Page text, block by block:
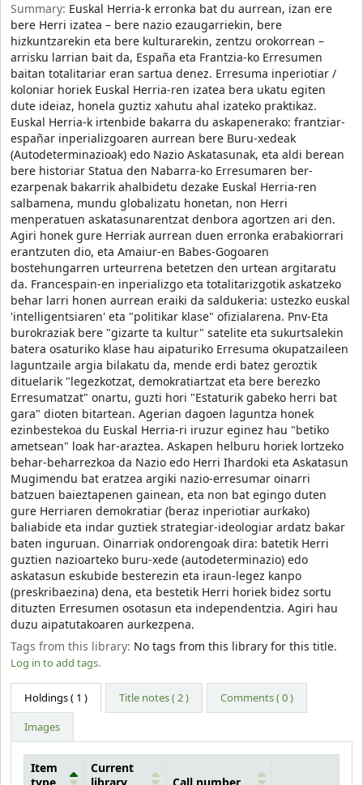
Summary: Euskal Herria-k erronka bat du aurrean, izan ere
bere Herri izatea – bere nazio ezaugarriekin, bere
hizkuntzarekin eta bere kulturarekin, zentzu orokorrean –
arrisku larrian bait da, España eta Frantzia-ko Erresumen
baitan totalitariar eran sartua denez. Erresuma inperiotiar /
koloniar horiek Euskal Herria-ren izatea bera ukatu egiten
dute ideiaz, honela guztiz xahutu ahal izateko praktikaz.
Euskal Herria-k irtenbide bakarra du askapenerako: frantziar-
españar inperializgoaren aurrean bere Buru-xedeak
(Autodeterminazioak) edo Nazio Askatasunak, eta aldi berean
bere historiar Statua den Nabarra-ko Erresumaren ber-
ezarpenak bakarrik ahalbidetu dezake Euskal Herria-ren
salbamena, mundu globalizatu honetan, non Herri
menperatuen askatasunarentzat denbora agortzen ari den.
Agiri honek gure Herriak aurrean duen erronka erabakiorrari
erantzuten dio, eta Amaiur-en Babes-Gogoaren
bostehungarren urteurrena betetzen den urtean argitaratu
da. Francespain-en inperializgo eta totalitarizgotik askatzeko
behar larri honen aurrean eraiki da saldukeria: ustezko euskal
'intelligentsiaren' eta "politikar klase" ofizialarena. Pnv-Eta
burokraziak bere "gizarte ta kultur" satelite eta sukurtsalekin
batera osaturiko klase hau aipaturiko Erresuma okupatzaileen
laguntzaile argia bilakatu da, mende erdi batez geroztik
dituelarik "legezkotzat, demokratiartzat eta bere berezko
Erresumatzat" onartu, guzti hori "Estaturik gabeko herri bat
gara" dioten bitartean. Agerian dagoen laguntza honek
ezinbestekoa du Euskal Herria-ri iruzur eginez hau "betiko
ametsean" loak har-araztea. Askapen helburu horiek lortzeko
behar-beharrezkoa da Nazio edo Herri Ihardoki eta Askatasun
Mugimendu bat eratzea argiki nazio-erresumar oinarri
batzuen baieztapenen gainean, eta non bat egingo duten
gure Herriaren demokratiar (beraz inperiotiar aurkako)
baliabide eta indar guztiek strategiar-ideologiar ardatz bakar
baten inguruan. Oinarriak ondorengoak dira: batetik Herri
guztien nazioarteko buru-xede (autodeterminazio) edo
askatasun eskubide besterezin eta iraun-legez kanpo
(preskribaezina) dena, eta bestetik Herri horiek bidez sortu
dituzten Erresumen osotasun eta independentzia. Agiri hau
duzu aipatutakoaren aurkezpena.
Tags from this library: No tags from this library for this title.
Log in to add tags.
Holdings( 1 ) Title notes ( 2 )
Comments ( 0 )
Images
Item
Current